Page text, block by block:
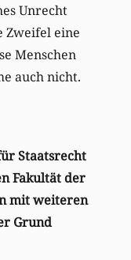
Unrecht
Zweifel eine
Menschen
auch nicht.
Staatsrecht
Fakultät der
mit weiteren
Grund